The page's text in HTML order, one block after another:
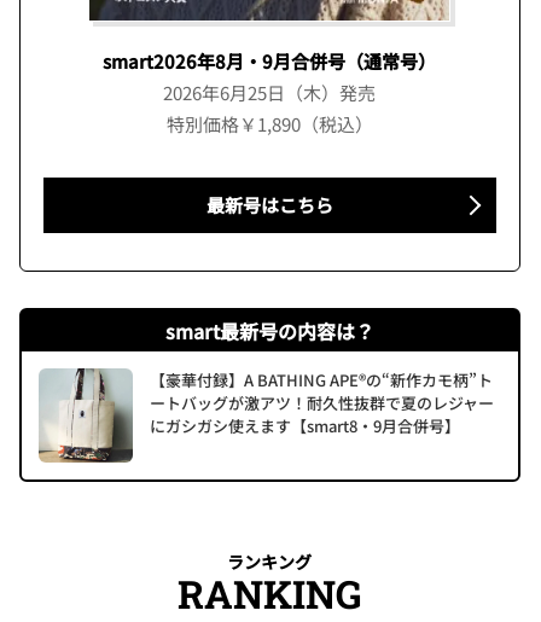
smart2026年8月・9月合併号（通常号）
2026年6月25日（木）発売
特別価格￥1,890（税込）
最新号はこちら
smart最新号の内容は？
【豪華付録】A BATHING APE®の“新作カモ柄”ト
ートバッグが激アツ！耐久性抜群で夏のレジャー
にガシガシ使えます【smart8・9月合併号】
ランキング
RANKING